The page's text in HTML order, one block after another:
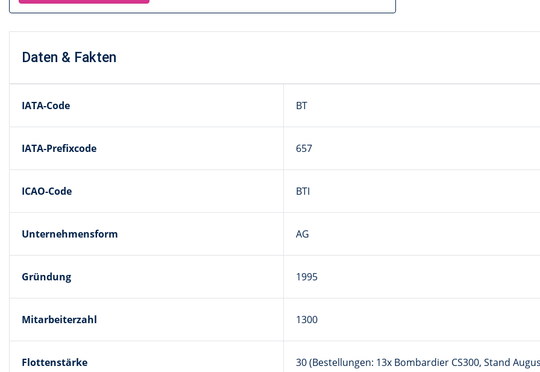
Daten & Fakten
IATA-Code BT
IATA-Prefixcode 657
ICAO-Code BTI
Unternehmensform AG
Gründung 1995
Mitarbeiterzahl 1300
Flottenstärke 30 (Bestellungen: 13x Bombardier CS300, Stand